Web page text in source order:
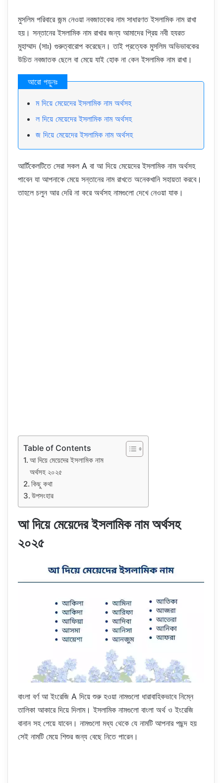
মুসলিম পরিবারে জন্ম নেওয়া নবজাতকের নাম সাধারণত ইসলামিক নাম রাখা
হয়। সন্তানের ইসলামিক নাম রাখার জন্য আমাদের প্রিয় নবী হযরত
মুহাম্মাদ (সাঃ) গুরুত্বারোপ করেছেন। তাই প্রত্যেক মুসলিম অভিভাবকের
উচিত নবজাতক ছেলে বা মেয়ে যাই হোক না কেন ইসলামিক নাম রাখা।
ম দিয়ে মেয়েদের ইসলামিক নাম অর্থসহ
ল দিয়ে মেয়েদের ইসলামিক নাম অর্থসহ
জ দিয়ে মেয়েদের ইসলামিক নাম অর্থসহ
আর্টিকেলটিতে সেরা সকল A বা আ দিয়ে মেয়েদের ইসলামিক নাম অর্থসহ
পাবেন যা আপনাকে মেয়ে সন্তানের নাম রাখতে অনেকখানি সহায়তা করবে।
তাহলে চলুন আর দেরি না করে অর্থসহ নামগুলো দেখে নেওয়া যাক।
Table of Contents
আ দিয়ে মেয়েদের ইসলামিক নাম
অর্থসহ ২০২৫
কিছু কথা
উপসংহার
আ দিয়ে মেয়েদের ইসলামিক নাম অর্থসহ
২০২৫
বাংলা বর্ণ আ ইংরেজি A দিয়ে শুরু হওয়া নামগুলো ধারাবাহিকভাবে নিম্নে
তালিকা আকারে দিয়ে দিলাম। ইসলামিক নামগুলো বাংলা অর্থ ও ইংরেজি
বানান সহ পেয়ে যাবেন। নামগুলো মধ্য থেকে যে নামটি আপনার পছন্দ হয়
সেই নামটি মেয়ে শিশুর জন্য বেছে নিতে পারেন।